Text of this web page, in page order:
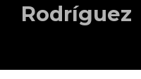
Rodríguez